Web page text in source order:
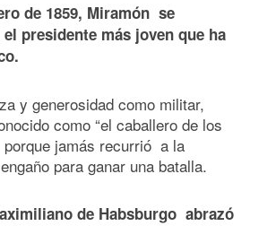
de 1859, Miramón se
presidente más joven que ha
y generosidad como militar,
como “el caballero de los
jamás recurrió a la
para ganar una batalla.
de Habsburgo abrazó